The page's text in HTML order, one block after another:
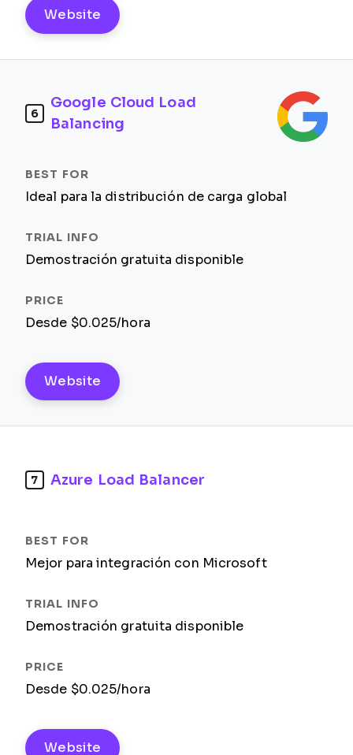
Website
6
Google Cloud Load
Balancing
Ideal para la distribución de carga global
Demostración gratuita disponible
Desde $0.025/hora
Website
7 Azure Load Balancer
Mejor para integración con Microsoft
Demostración gratuita disponible
Desde $0.025/hora
Website